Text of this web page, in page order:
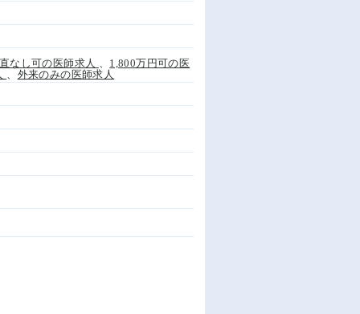
なし可の医師求人 、 1,800万円可の医
、 外来のみの医師求人